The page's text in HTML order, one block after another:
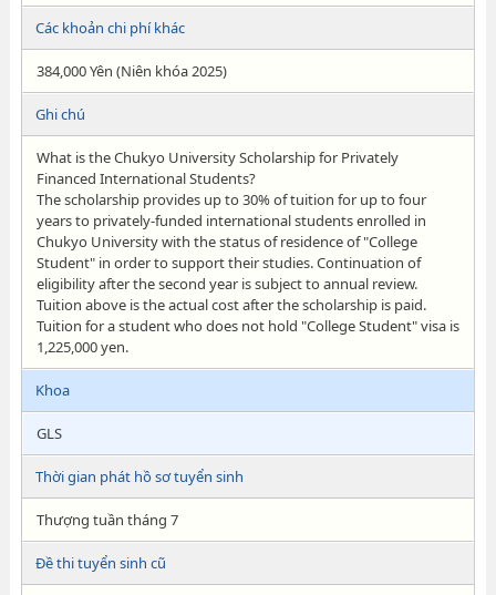
Các khoản chi phí khác
384,000 Yên (Niên khóa 2025)
Ghi chú
What is the Chukyo University Scholarship for Privately
Financed International Students?
The scholarship provides up to 30% of tuition for up to four
years to privately-funded international students enrolled in
Chukyo University with the status of residence of "College
Student" in order to support their studies. Continuation of
eligibility after the second year is subject to annual review.
Tuition above is the actual cost after the scholarship is paid.
Tuition for a student who does not hold "College Student" visa is
1,225,000 yen.
Khoa
GLS
Thời gian phát hồ sơ tuyển sinh
Thượng tuần tháng 7
Đề thi tuyển sinh cũ